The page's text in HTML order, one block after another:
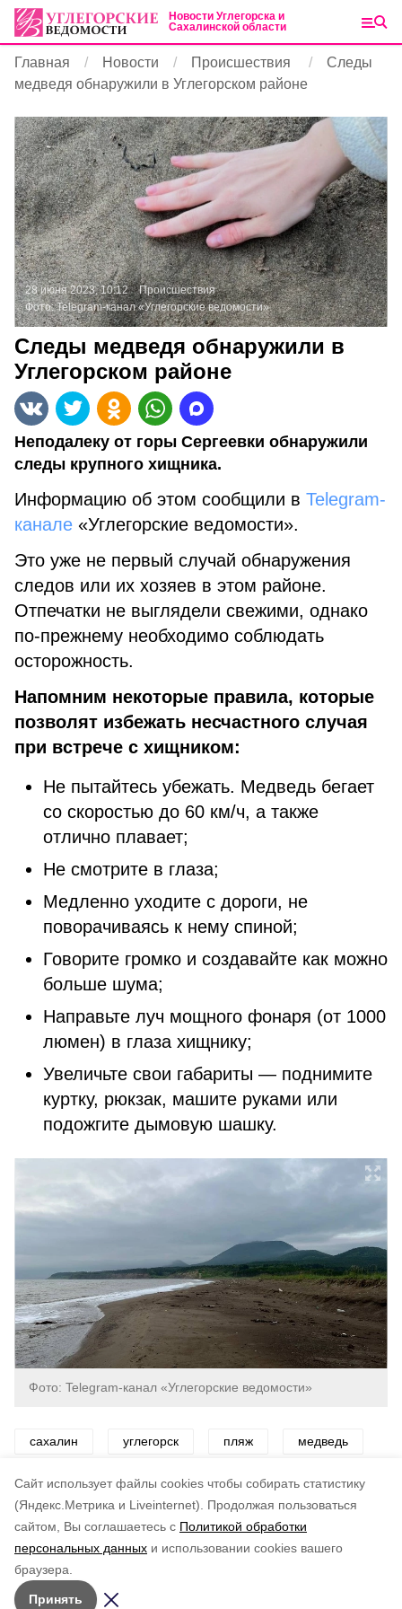
Cайт использует файлы cookies чтобы собирать статистику
(Яндекс.Метрика и Liveinternet).
Продолжая пользоваться
сайтом, Вы соглашаетесь с Политикой обработки
персональных данных и использовании cookies вашего
браузера.
Принять
Подписывайтесь на наш Telegram
канал
Рассказываем о главном в районе. Самая актуальная
и достоверная информация!
Новости Углегорска и
Сахалинской области
Главная Новости Происшествия
Следы
медведя обнаружили в Углегорском районе
28 июня 2023, 10:12
Происшествия
Фото:Telegram-канал «Углегорские ведомости»
Следы медведя обнаружили в
Углегорском районе
Неподалеку от горы Сергеевки обнаружили
следы крупного хищника.
Информацию об этом сообщили в Telegram-
канале «Углегорские ведомости».
Это уже не первый случай обнаружения
следов или их хозяев в этом районе.
Отпечатки не выглядели свежими, однако
по-прежнему необходимо соблюдать
осторожность.
Напомним некоторые правила, которые
позволят избежать несчастного случая
при встрече с хищником:
Не пытайтесь убежать. Медведь бегает
со скоростью до 60 км/ч, а также
отлично плавает;
Не смотрите в глаза;
Медленно уходите с дороги, не
поворачиваясь к нему спиной;
Говорите громко и создавайте как можно
больше шума;
Направьте луч мощного фонаря (от 1000
люмен) в глаза хищнику;
Увеличьте свои габариты — поднимите
куртку, рюкзак, машите руками или
подожгите дымовую шашку.
Фото: Telegram-канал «Углегорские ведомости»
сахалин углегорск пляж медведь
хищник
по оценке
5